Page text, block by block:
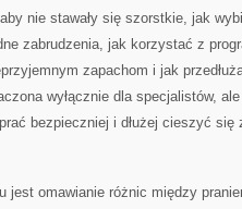
nie stawały się szorstkie, jak
zabrudzenia, jak korzystać z
zapachom i jak
wyłącznie dla specjalistów,
bezpieczniej i dłużej cieszyć się
jest omawianie różnic między